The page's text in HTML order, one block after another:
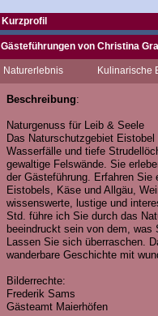
Kurzprofil
Ich gehöre zwar zu den
Jede Führung ist für mich etwas
Führung sind für mich jedes Mal
Ich freue mich auf Sie.
Gästeführungen von Christina
Naturerlebnis Kulinarische
Beschreibung:
Naturgenuss für Leib & Seele
Das Naturschutzgebiet
Wasserfälle und tiefe
gewaltige Felswände. Sie
der Gästeführung. Erfahren
Eistobels, Käse und Allgäu,
wissenswerte, lustige und
Std. führe ich Sie durch das
beeindruckt sein von dem,
Lassen Sie sich überraschen.
wanderbare Geschichte mit
Bilderrechte:
Frederik Sams
Gästeamt Maierhöfen